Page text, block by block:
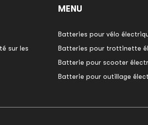
sur les
MENU
Batteries pour vélo
Batteries pour trottinette
Batterie pour scooter
Batterie pour outillage